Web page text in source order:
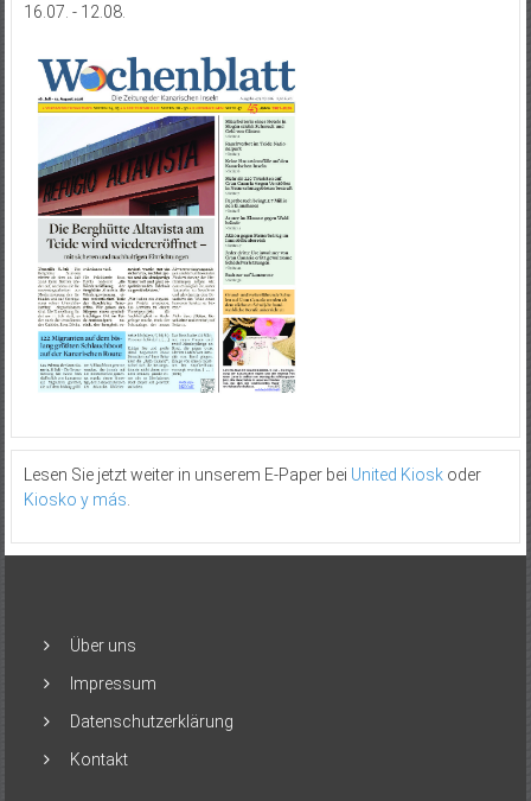
16.07. - 12.08.
Lesen Sie jetzt weiter in unserem E-Paper bei United Kioskoder
Kiosko y más.
Über uns
Impressum
Datenschutzerklärung
Kontakt